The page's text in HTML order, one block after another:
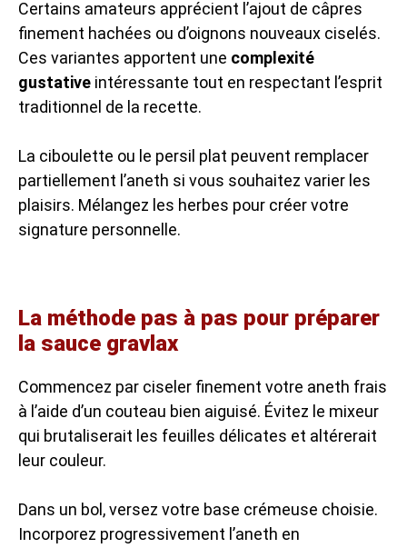
Certains amateurs apprécient l’ajout de câpres
finement hachées ou d’oignons nouveaux ciselés.
Ces variantes apportent une complexité
gustative intéressante tout en respectant l’esprit
traditionnel de la recette.
La ciboulette ou le persil plat peuvent remplacer
partiellement l’aneth si vous souhaitez varier les
plaisirs. Mélangez les herbes pour créer votre
signature personnelle.
La méthode pas à pas pour préparer
la sauce gravlax
Commencez par ciseler finement votre aneth frais
à l’aide d’un couteau bien aiguisé. Évitez le mixeur
qui brutaliserait les feuilles délicates et altérerait
leur couleur.
Dans un bol, versez votre base crémeuse choisie.
Incorporez progressivement l’aneth en